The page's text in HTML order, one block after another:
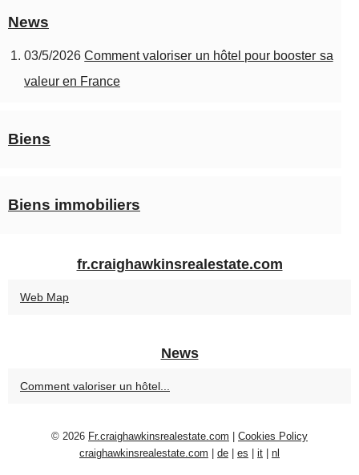
News
03/5/2026Comment valoriser un hôtel pour booster sa
valeur en France
Biens
Biens immobiliers
fr.craighawkinsrealestate.com
Web Map
News
Comment valoriser un hôtel...
© 2026 Fr.craighawkinsrealestate.com
Cookies Policy
craighawkinsrealestate.com
de es it nl